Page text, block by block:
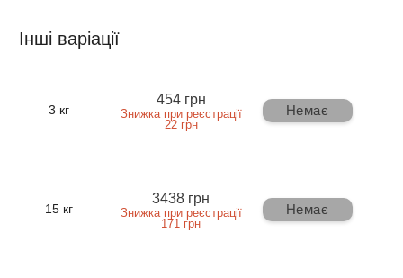
Інші варіації
3 кг
454 грн
Знижка при реєстрації
22 грн
Немає
15 кг
3438 грн
Знижка при реєстрації
171 грн
Немає